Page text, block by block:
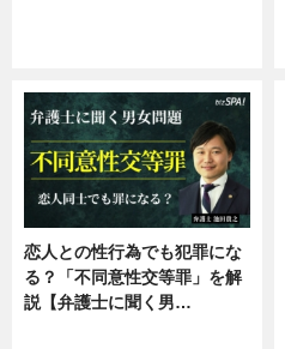
恋人との性行為でも犯罪にな
る？「不同意性交等罪」を解
説【弁護士に聞く男…